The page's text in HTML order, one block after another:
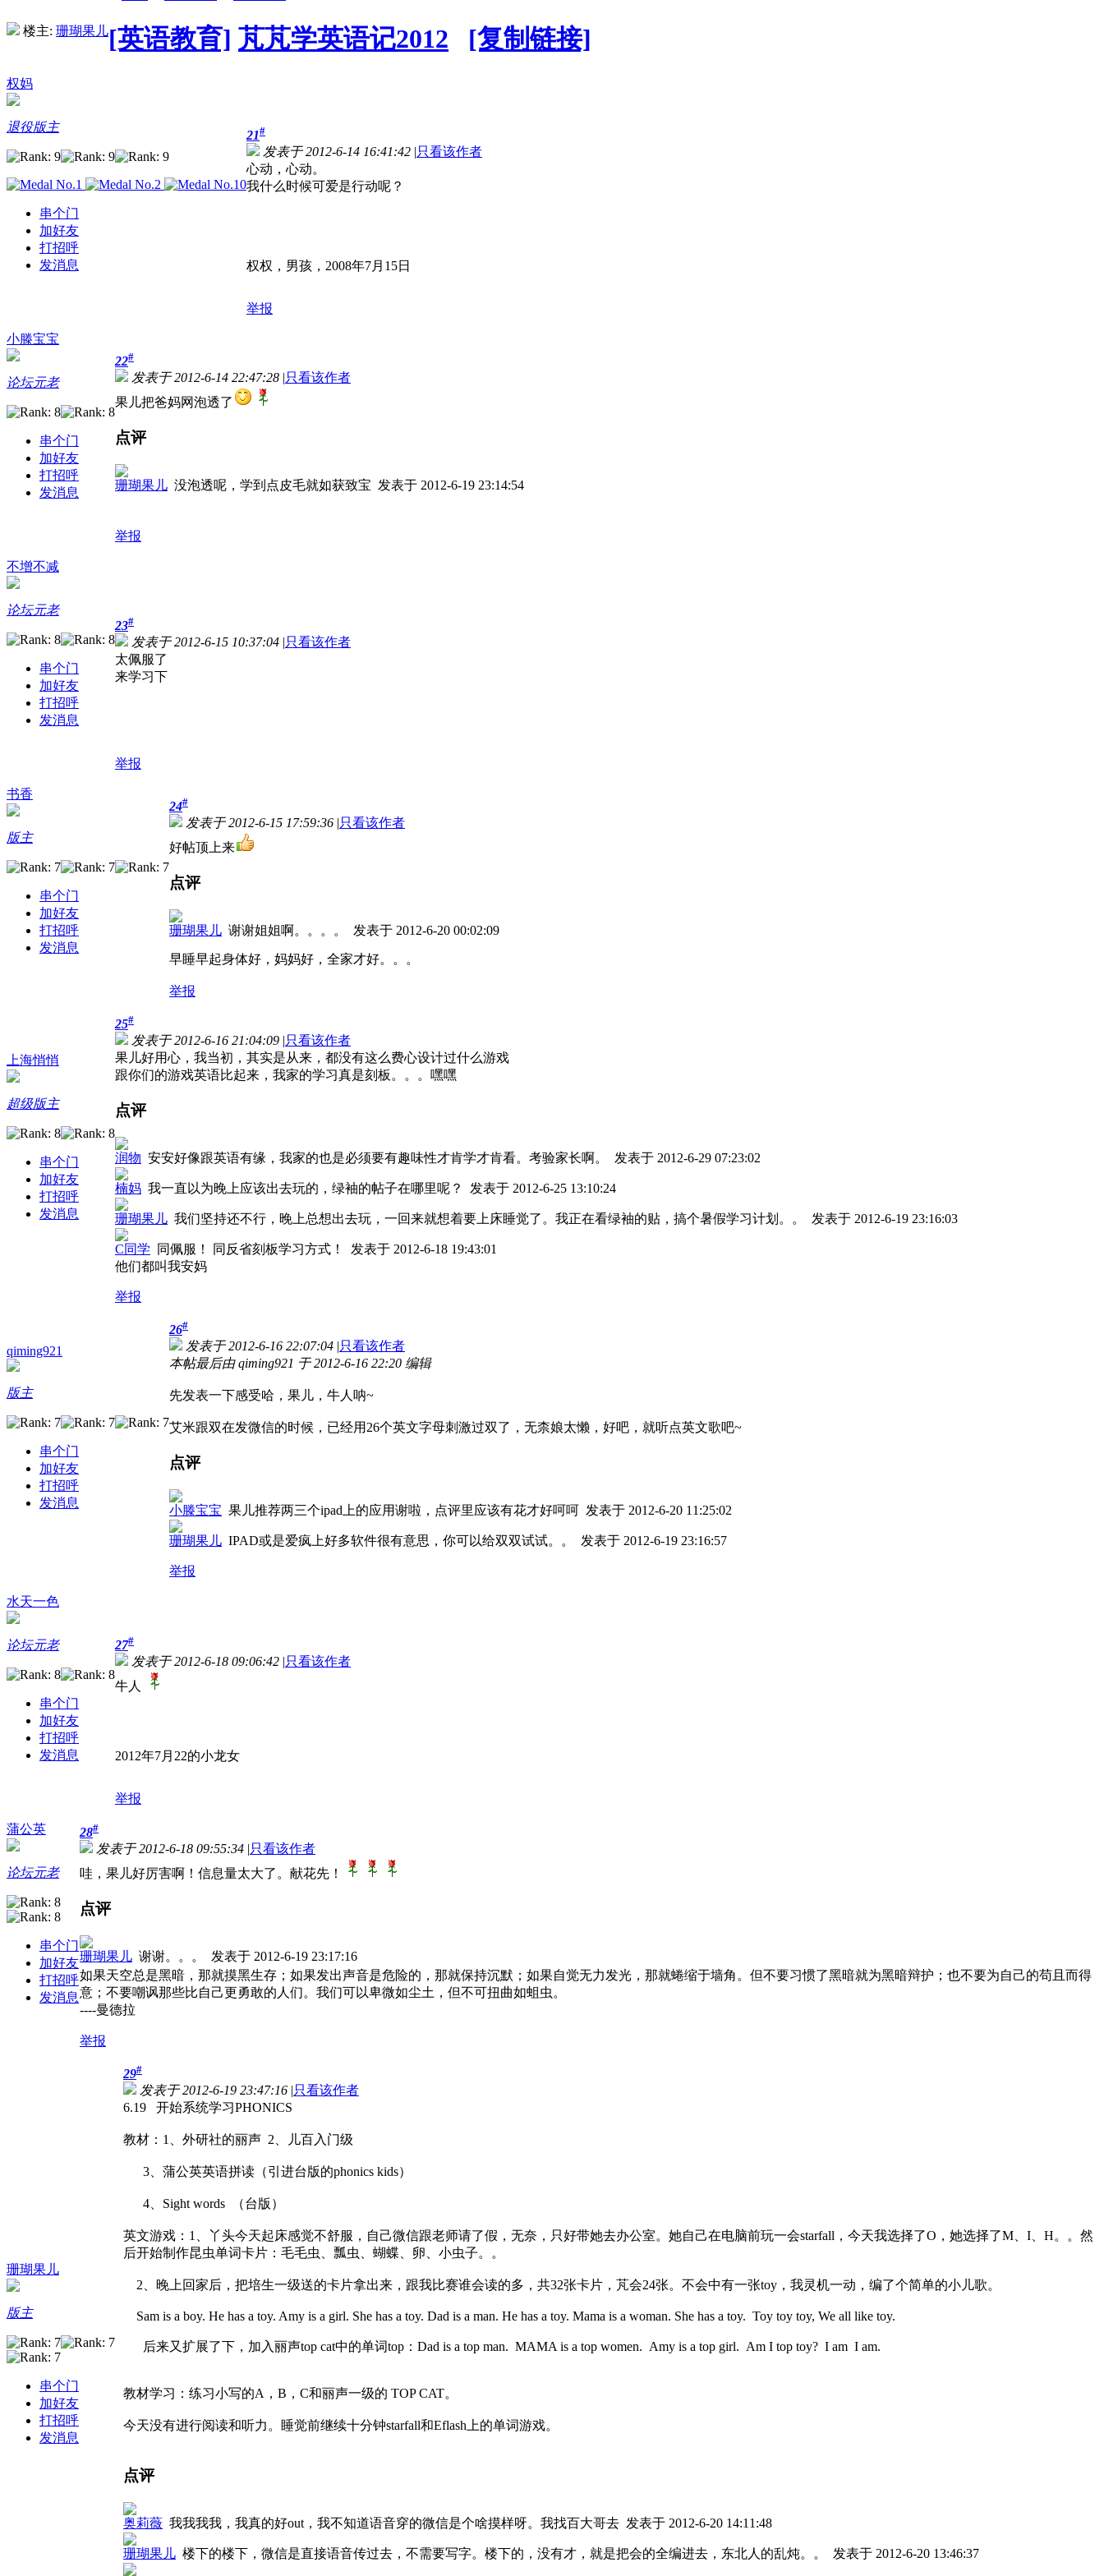
楼主: 珊瑚果儿[英语教育] 芃芃学英语记2012 [复制链接]
权妈
退役版主
串个门
加好友
打招呼
发消息
21#
发表于 2012-6-14 16:41:42 |只看该作者
心动，心动。
我什么时候可爱是行动呢？
权权，男孩，2008年7月15日
举报
小滕宝宝
论坛元老
串个门
加好友
打招呼
发消息
22#
发表于 2012-6-14 22:47:28 |只看该作者
果儿把爸妈网泡透了
点评
珊瑚果儿 没泡透呢，学到点皮毛就如获致宝 发表于 2012-6-19 23:14:54
举报
不增不减
论坛元老
串个门
加好友
打招呼
发消息
23#
发表于 2012-6-15 10:37:04 |只看该作者
太佩服了
来学习下
举报
书香
版主
串个门
加好友
打招呼
发消息
24#
发表于 2012-6-15 17:59:36 |只看该作者
好帖顶上来
点评
珊瑚果儿 谢谢姐姐啊。。。。 发表于 2012-6-20 00:02:09
早睡早起身体好，妈妈好，全家才好。。。
举报
上海悄悄
超级版主
串个门
加好友
打招呼
发消息
25#
发表于 2012-6-16 21:04:09 |只看该作者
果儿好用心，我当初，其实是从来，都没有这么费心设计过什么游戏
跟你们的游戏英语比起来，我家的学习真是刻板。。。嘿嘿
点评
润物 安安好像跟英语有缘，我家的也是必须要有趣味性才肯学才肯看。考验家长啊。 发表于 2012-6-29 07:23:02
楠妈 我一直以为晚上应该出去玩的，绿袖的帖子在哪里呢？ 发表于 2012-6-25 13:10:24
珊瑚果儿 我们坚持还不行，晚上总想出去玩，一回来就想着要上床睡觉了。我正在看绿袖的贴，搞个暑假学习计划。。 发表于 2012-6-19 23:16:03
C同学 同佩服！ 同反省刻板学习方式！ 发表于 2012-6-18 19:43:01
他们都叫我安妈
举报
qiming921
版主
串个门
加好友
打招呼
发消息
26#
发表于 2012-6-16 22:07:04 |只看该作者
本帖最后由 qiming921 于 2012-6-16 22:20 编辑
先发表一下感受哈，果儿，牛人呐~
艾米跟双在发微信的时候，已经用26个英文字母刺激过双了，无柰娘太懒，好吧，就听点英文歌吧~
点评
小滕宝宝 果儿推荐两三个ipad上的应用谢啦，点评里应该有花才好呵呵 发表于 2012-6-20 11:25:02
珊瑚果儿 IPAD或是爱疯上好多软件很有意思，你可以给双双试试。。 发表于 2012-6-19 23:16:57
举报
水天一色
论坛元老
串个门
加好友
打招呼
发消息
27#
发表于 2012-6-18 09:06:42 |只看该作者
牛人
2012年7月22的小龙女
举报
蒲公英
论坛元老
串个门
加好友
打招呼
发消息
28#
发表于 2012-6-18 09:55:34 |只看该作者
哇，果儿好厉害啊！信息量太大了。献花先！
点评
珊瑚果儿 谢谢。。。 发表于 2012-6-19 23:17:16
如果天空总是黑暗，那就摸黑生存；如果发出声音是危险的，那就保持沉默；如果自觉无力发光，那就蜷缩于墙角。但不要习惯了黑暗就为黑暗辩护；也不要为自己的苟且而得
意；不要嘲讽那些比自己更勇敢的人们。我们可以卑微如尘土，但不可扭曲如蛆虫。
----曼德拉
举报
珊瑚果儿
版主
串个门
加好友
打招呼
发消息
29#
发表于 2012-6-19 23:47:16 |只看该作者
6.19 开始系统学习PHONICS
教材：1、外研社的丽声 2、儿百入门级
3、蒲公英英语拼读（引进台版的phonics kids）
4、Sight words （台版）
英文游戏：1、丫头今天起床感觉不舒服，自己微信跟老师请了假，无奈，只好带她去办公室。她自己在电脑前玩一会starfall，今天我选择了O，她选择了M、I、H。。然
后开始制作昆虫单词卡片：毛毛虫、瓢虫、蝴蝶、卵、小虫子。。
2、晚上回家后，把培生一级送的卡片拿出来，跟我比赛谁会读的多，共32张卡片，芃会24张。不会中有一张toy，我灵机一动，编了个简单的小儿歌。
Sam is a boy. He has a toy. Amy is a girl. She has a toy. Dad is a man. He has a toy. Mama is a woman. She has a toy. Toy toy toy, We all like toy.
后来又扩展了下，加入丽声top cat中的单词top：Dad is a top man. MAMA is a top women. Amy is a top girl. Am I top toy? I am I am.
教材学习：练习小写的A，B，C和丽声一级的 TOP CAT。
今天没有进行阅读和听力。睡觉前继续十分钟starfall和Eflash上的单词游戏。
点评
奥莉薇 我我我我，我真的好out，我不知道语音穿的微信是个啥摸样呀。我找百大哥去 发表于 2012-6-20 14:11:48
珊瑚果儿 楼下的楼下，微信是直接语音传过去，不需要写字。楼下的，没有才，就是把会的全编进去，东北人的乱炖。。 发表于 2012-6-20 13:46:37